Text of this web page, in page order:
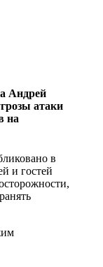
Андрей
атаки
на
в
и гостей